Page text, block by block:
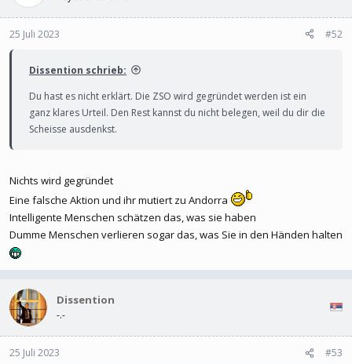
25 Juli 2023 #52
Dissention schrieb:
Du hast es nicht erklärt. Die ZSO wird gegründet werden ist ein
ganz klares Urteil. Den Rest kannst du nicht belegen, weil du dir die
Scheisse ausdenkst.
Nichts wird gegründet
Eine falsche Aktion und ihr mutiert zu Andorra
Intelligente Menschen schätzen das, was sie haben
Dumme Menschen verlieren sogar das, was Sie in den Händen halten
Dissention
-.-
25 Juli 2023 #53